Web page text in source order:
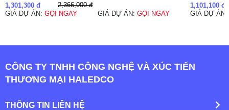
1,301,300 đ
2,366,000 đ
GIÁ DỰ ÁN: GỌI NGAY GIÁ DỰ ÁN:GỌI NGAY
1,101,100 đ
GIÁ DỰ
CÔNG TY TNHH CÔNG NGHỆ VÀ XÚC TIẾN
THƯƠNG MẠI HALEDCO
THÔNG TIN LIÊN HỆ